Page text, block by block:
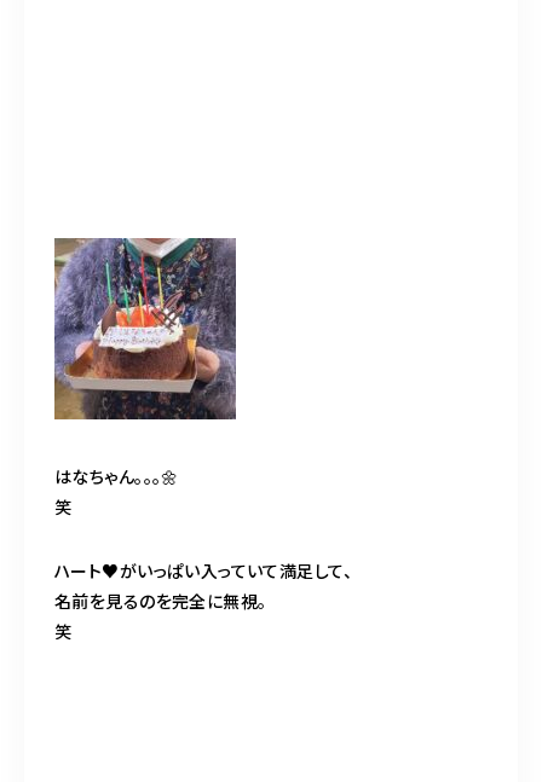
はなちゃん。。。🌼
笑
ハート♥️がいっぱい入っていて満足して、
名前を見るのを完全に無視。
笑